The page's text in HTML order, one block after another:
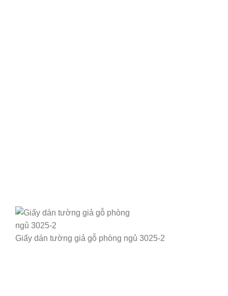
Giấy dán tường giả gỗ phòng ngủ 3025-2